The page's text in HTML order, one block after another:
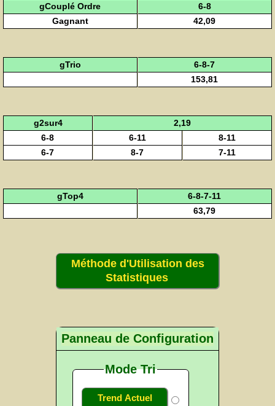
gCouplé Ordre
6-8
Gagnant
42,09
gTrio
6-8-7
153,81
g2sur4
2,19
6-8
6-11
8-11
6-7
8-7 7-11
gTop4
6-8-7-11
63,79
Méthode d'Utilisation des
Statistiques
Panneau de Configuration
Mode Tri
Trend Actuel